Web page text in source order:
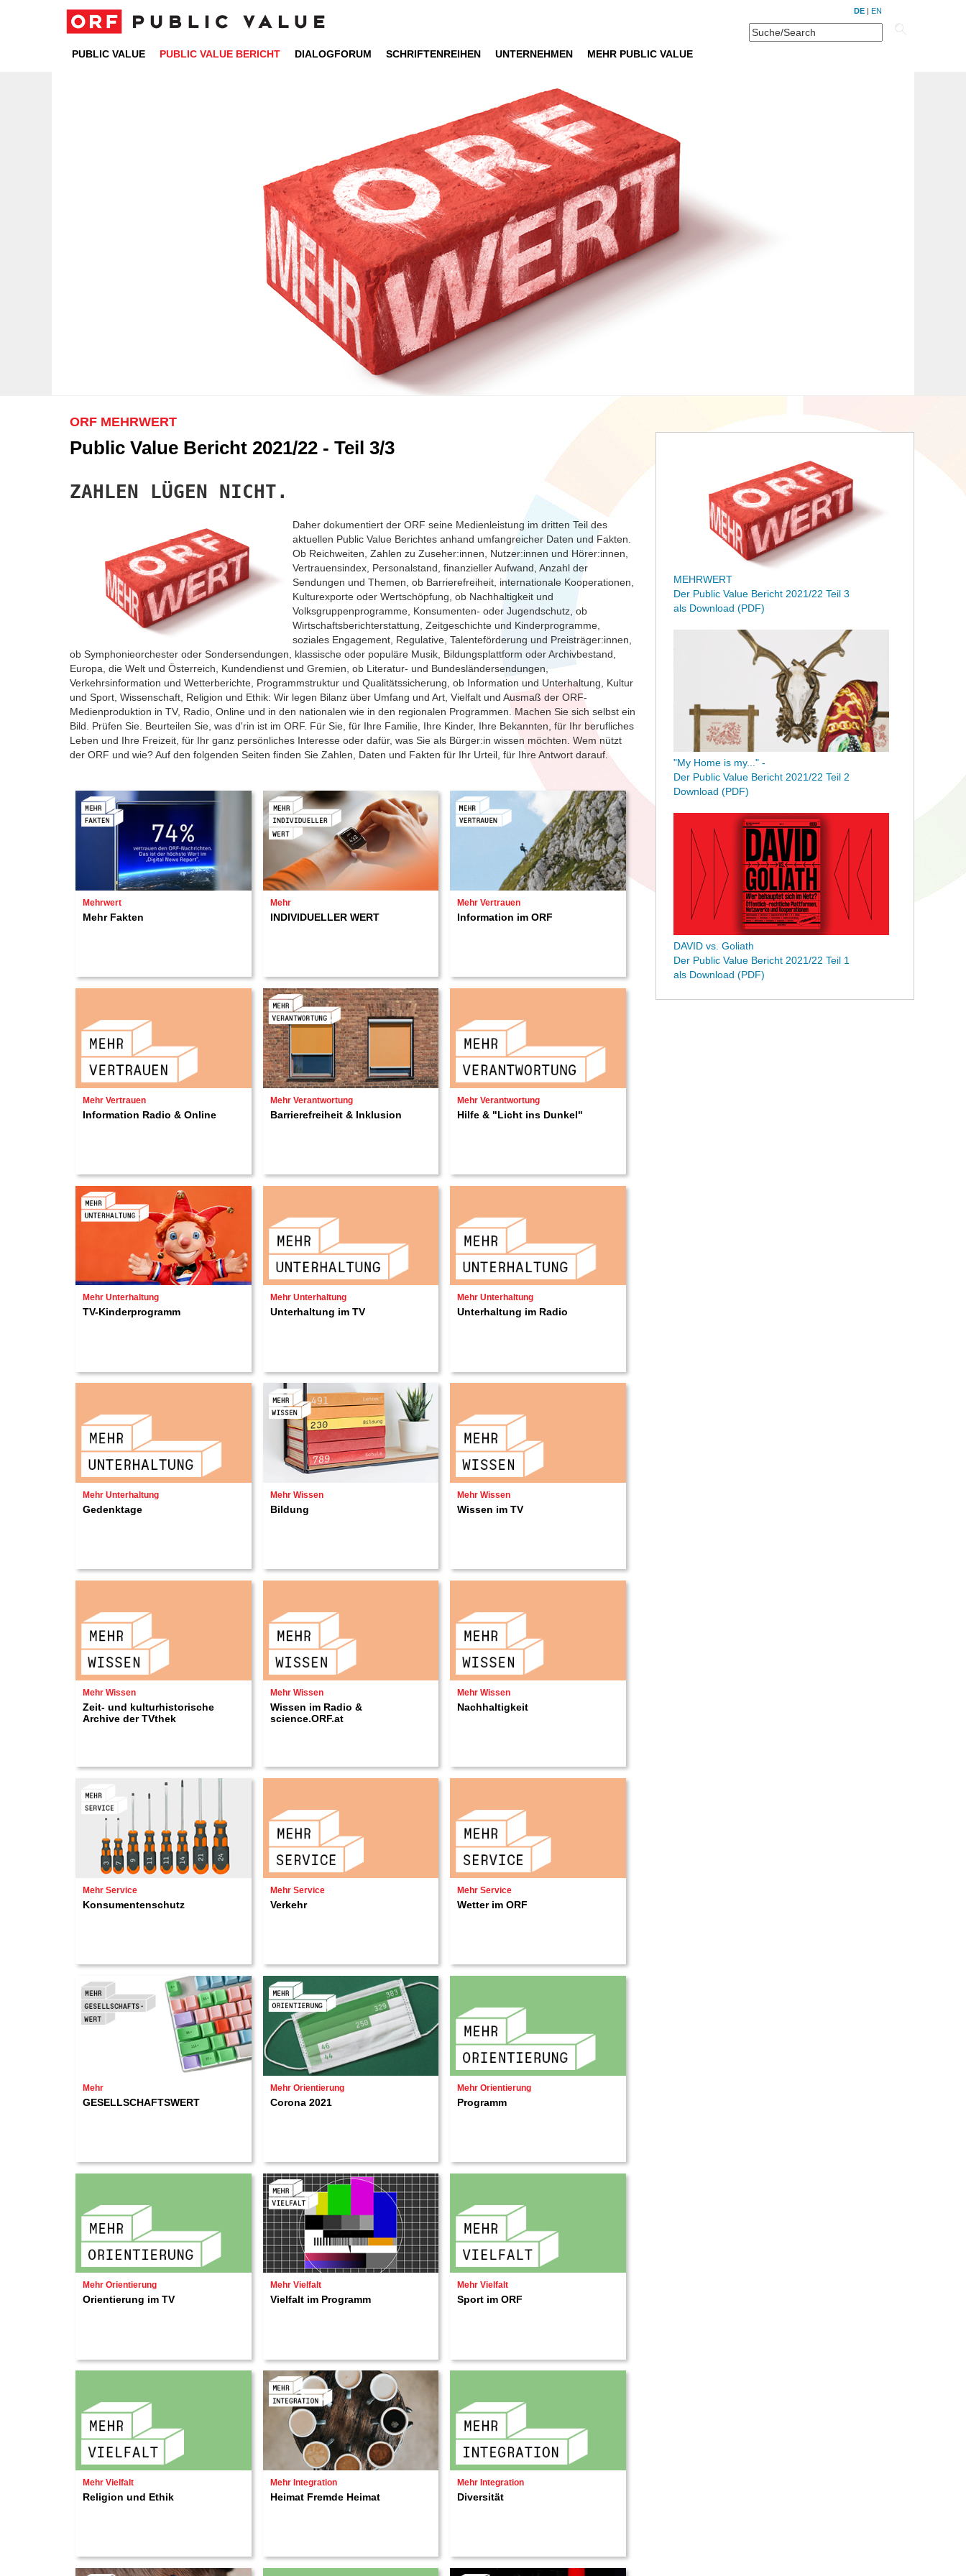
PUBLIC VALUE PUBLIC VALUE BERICHT DIALOGFORUM SCHRIFTENREIHEN UNTERNEHMEN MEHR PUBLIC VALUE
DE | EN
ORF MEHRWERT
Public Value Bericht 2021/22 - Teil 3/3
ZAHLEN LÜGEN NICHT.
Daher dokumentiert der ORF seine Medienleistung im dritten Teil des
aktuellen Public Value Berichtes anhand umfangreicher Daten und Fakten.
Ob Reichweiten, Zahlen zu Zuseher:innen, Nutzer:innen und Hörer:innen,
Vertrauensindex, Personalstand, finanzieller Aufwand, Anzahl der
Sendungen und Themen, ob Barrierefreiheit, internationale Kooperationen,
Kulturexporte oder Wertschöpfung, ob Nachhaltigkeit und
Volksgruppenprogramme, Konsumenten- oder Jugendschutz, ob
Wirtschaftsberichterstattung, Zeitgeschichte und Kinderprogramme,
soziales Engagement, Regulative, Talenteförderung und Preisträger:innen,
ob Symphonieorchester oder Sondersendungen, klassische oder populäre Musik, Bildungsplattform oder Archivbestand,
Europa, die Welt und Österreich, Kundendienst und Gremien, ob Literatur- und Bundesländersendungen,
Verkehrsinformation und Wetterberichte, Programmstruktur und Qualitätssicherung, ob Information und Unterhaltung, Kultur
und Sport, Wissenschaft, Religion und Ethik: Wir legen Bilanz über Umfang und Art, Vielfalt und Ausmaß der ORF-
Medienproduktion in TV, Radio, Online und in den nationalen wie in den regionalen Programmen. Machen Sie sich selbst ein
Bild. Prüfen Sie. Beurteilen Sie, was d'rin ist im ORF. Für Sie, für Ihre Familie, Ihre Kinder, Ihre Bekannten, für Ihr berufliches
Leben und Ihre Freizeit, für Ihr ganz persönliches Interesse oder dafür, was Sie als Bürger:in wissen möchten. Wem nützt
der ORF und wie? Auf den folgenden Seiten finden Sie Zahlen, Daten und Fakten für Ihr Urteil, für Ihre Antwort darauf.
Mehrwert
Mehr Fakten
Mehr
INDIVIDUELLER WERT
Mehr Vertrauen
Information im ORF
Mehr Vertrauen
Information Radio & Online
Mehr Verantwortung
Barrierefreiheit & Inklusion
Mehr Verantwortung
Hilfe & "Licht ins Dunkel"
Mehr Unterhaltung
TV-Kinderprogramm
Mehr Unterhaltung
Unterhaltung im TV
Mehr Unterhaltung
Unterhaltung im Radio
Mehr Unterhaltung
Gedenktage
Mehr Wissen
Bildung
Mehr Wissen
Wissen im TV
Mehr Wissen
Zeit- und kulturhistorische
Archive der TVthek
Mehr Wissen
Wissen im Radio &
science.ORF.at
Mehr Wissen
Nachhaltigkeit
Mehr Service
Konsumentenschutz
Mehr Service
Verkehr
Mehr Service
Wetter im ORF
Mehr
GESELLSCHAFTSWERT
Mehr Orientierung
Corona 2021
Mehr Orientierung
Programm
Mehr Orientierung
Orientierung im TV
Mehr Vielfalt
Vielfalt im Programm
Mehr Vielfalt
Sport im ORF
Mehr Vielfalt
Religion und Ethik
Mehr Integration
Heimat Fremde Heimat
Mehr Integration
Diversität
MEHRWERT
Der Public Value Bericht 2021/22 Teil 3
als Download (PDF)
"My Home is my..." -
Der Public Value Bericht 2021/22 Teil 2
Download (PDF)
DAVID vs. Goliath
Der Public Value Bericht 2021/22 Teil 1
als Download (PDF)